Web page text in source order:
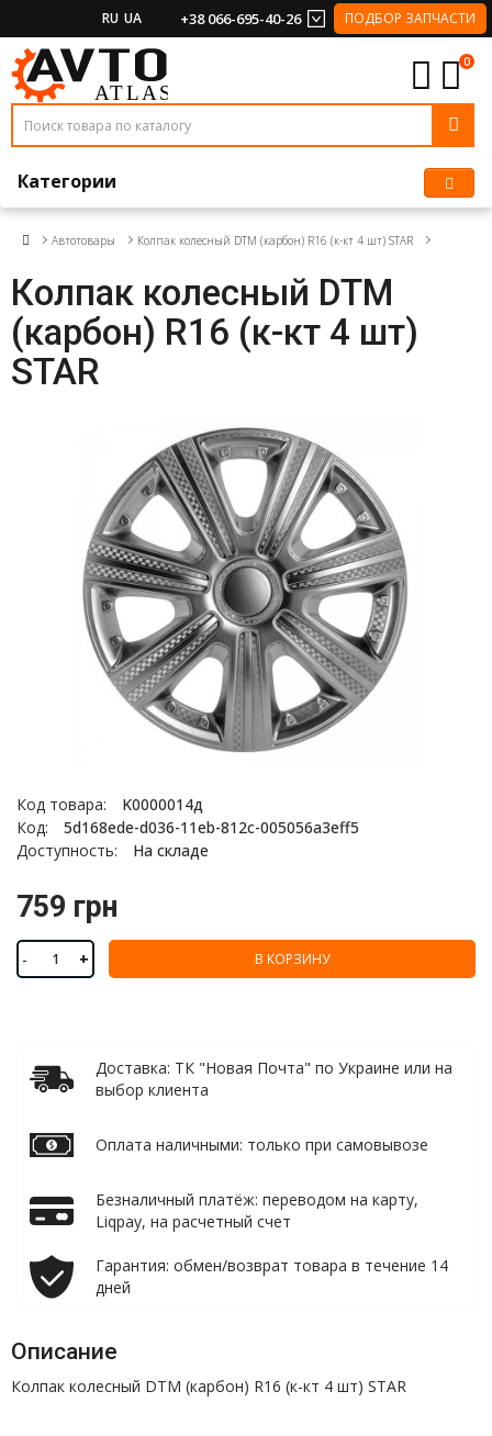
RU UA +38 066-695-40-26 ПОДБОР ЗАПЧАСТИ
0
Категории
Автотовары Колпак колесный DTM (карбон) R16 (к-кт 4 шт) STAR
Колпак колесный DTM
(карбон) R16 (к-кт 4 шт)
STAR
Код товара:
K0000014д
Код:
5d168ede-d036-11eb-812c-005056a3eff5
Доступность:
На складе
759 грн
- + В КОРЗИНУ
Доставка: ТК "Новая Почта" по Украине или на
выбор клиента
Оплата наличными: только при самовывозе
Безналичный платёж: переводом на карту,
Liqpay, на расчетный счет
Гарантия: обмен/возврат товара в течение 14
дней
Описание
Колпак колесный DTM (карбон) R16 (к-кт 4 шт) STAR